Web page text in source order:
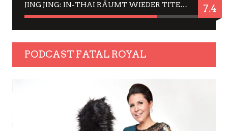
JING JING: IN-THAI RÄUMT WIEDER TITEL AB – EIN ZWEI-STUNDEN-ERLEBNISBERICHT 7.4
PODCAST FATAL ROYAL